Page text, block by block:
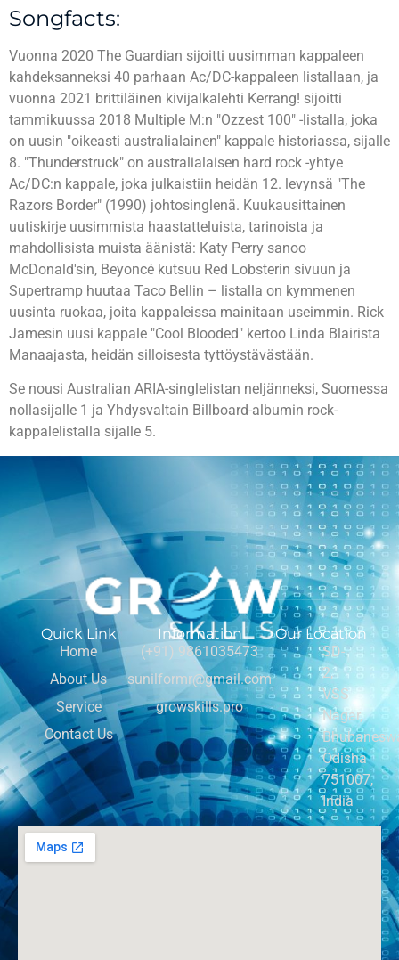
Songfacts:
Vuonna 2020 The Guardian sijoitti uusimman kappaleen
kahdeksanneksi 40 parhaan Ac/DC-kappaleen listallaan, ja
vuonna 2021 brittiläinen kivijalkalehti Kerrang! sijoitti
tammikuussa 2018 Multiple M:n "Ozzest 100" -listalla, joka
on uusin "oikeasti australialainen" kappale historiassa, sijalle
8. "Thunderstruck" on australialaisen hard rock -yhtye
Ac/DC:n kappale, joka julkaistiin heidän 12. levynsä "The
Razors Border" (1990) johtosinglenä. Kuukausittainen
uutiskirje uusimmista haastatteluista, tarinoista ja
mahdollisista muista äänistä: Katy Perry sanoo
McDonald'sin, Beyoncé kutsuu Red Lobsterin sivuun ja
Supertramp huutaa Taco Bellin – listalla on kymmenen
uusinta ruokaa, joita kappaleissa mainitaan useimmin. Rick
Jamesin uusi kappale "Cool Blooded" kertoo Linda Blairista
Manaajasta, heidän silloisesta tyttöystävästään.
Se nousi Australian ARIA-singlelistan neljänneksi, Suomessa
nollasijalle 1 ja Yhdysvaltain Billboard-albumin rock-
kappalelistalla sijalle 5.
Quick Link
Home
About Us
Service
Contact Us
Information
(+91) 9861035473
sunilformr@gmail.com
growskills.pro
Our Location
SD-
2,
VSS
Nagar,
Odisha
751007,
India